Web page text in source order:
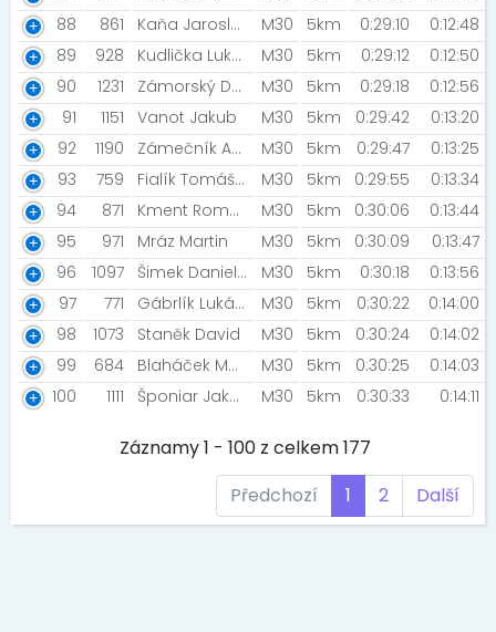
88
861 Kaňa Jaroslav M30 5km 0:29:10
0:12:48
89
928 Kudlička Lukáš [Hasiči v běhu ] M30 5km 0:29:12
0:12:50
90
1231 Zámorský Dalibor M30 5km 0:29:18
0:12:56
91
1151 Vanot Jakub M30 5km 0:29:42
0:13:20
92
1190 Zámečník Adam M30 5km 0:29:47
0:13:25
93
759 Fialík Tomáš [Drama Queens] M30 5km 0:29:55
0:13:34
94
871 Kment Roman M30 5km 0:30:06
0:13:44
95
971 Mráz Martin M30 5km 0:30:09
0:13:47
96
1097 Šimek Daniel [Šimkovic ] M30 5km 0:30:18
0:13:56
97
771 Gábrlík Lukáš [Lukas Gabrlik] M30 5km 0:30:22
0:14:00
98
1073 Staněk David M30 5km 0:30:24
0:14:02
99
684 Blaháček Matěj M30 5km 0:30:25
0:14:03
100
1111 Šponiar Jakub [Opice] M30 5km 0:30:33 0:14:11
Záznamy 1 - 100 z celkem 177
Předchozí
1 2 Další